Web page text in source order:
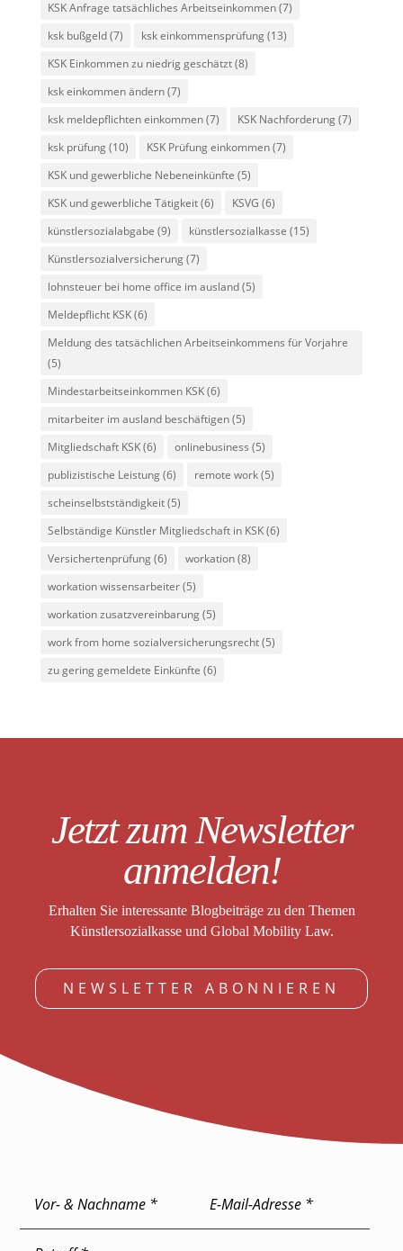
KSK Anfrage tatsächliches Arbeitseinkommen(7)
ksk bußgeld(7) ksk einkommensprüfung(13)
KSK Einkommen zu niedrig geschätzt(8)
ksk einkommen ändern(7)
ksk meldepflichten einkommen(7) KSK Nachforderung(7)
ksk prüfung(10) KSK Prüfung einkommen(7)
KSK und gewerbliche Nebeneinkünfte (5)
KSK und gewerbliche Tätigkeit(6) KSVG (6)
künstlersozialabgabe (9) künstlersozialkasse (15)
Künstlersozialversicherung(7)
lohnsteuer bei home office im ausland(5)
Meldepflicht KSK(6)
Meldung des tatsächlichen Arbeitseinkommens für Vorjahre
(5)
Mindestarbeitseinkommen KSK(6)
mitarbeiter im ausland beschäftigen(5)
Mitgliedschaft KSK(6) onlinebusiness (5)
publizistische Leistung(6) remote work(5)
scheinselbstständigkeit(5)
Selbständige Künstler Mitgliedschaft in KSK(6)
Versichertenprüfung(6) workation(8)
workation wissensarbeiter(5)
workation zusatzvereinbarung(5)
work from home sozialversicherungsrecht(5)
zu gering gemeldete Einkünfte (6)
Jetzt zum Newsletter
anmelden!
Erhalten Sie interessante Blogbeiträge zu den Themen
Künstlersozialkasse und Global Mobility Law.
NEWSLETTER ABONNIEREN